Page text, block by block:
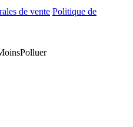
de vente Politique de